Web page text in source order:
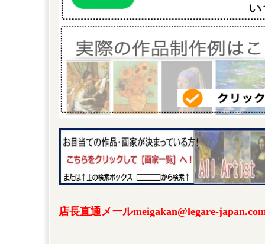
店長直通メールmeigakan@legare-